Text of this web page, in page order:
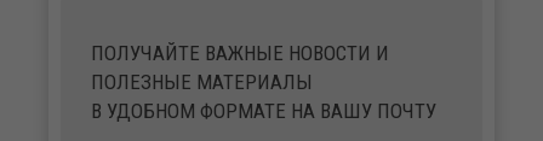
ПОЛУЧАЙТЕ ВАЖНЫЕ НОВОСТИ И
ПОЛЕЗНЫЕ МАТЕРИАЛЫ
В УДОБНОМ ФОРМАТЕ НА ВАШУ ПОЧТУ